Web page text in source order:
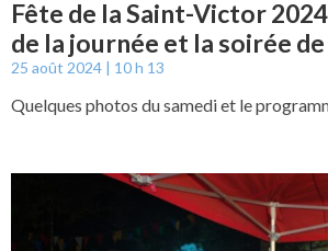
Fête de la Saint-Victor
de la journée et la soirée
25 août 2024 10 h 13
Quelques photos du samedi et le